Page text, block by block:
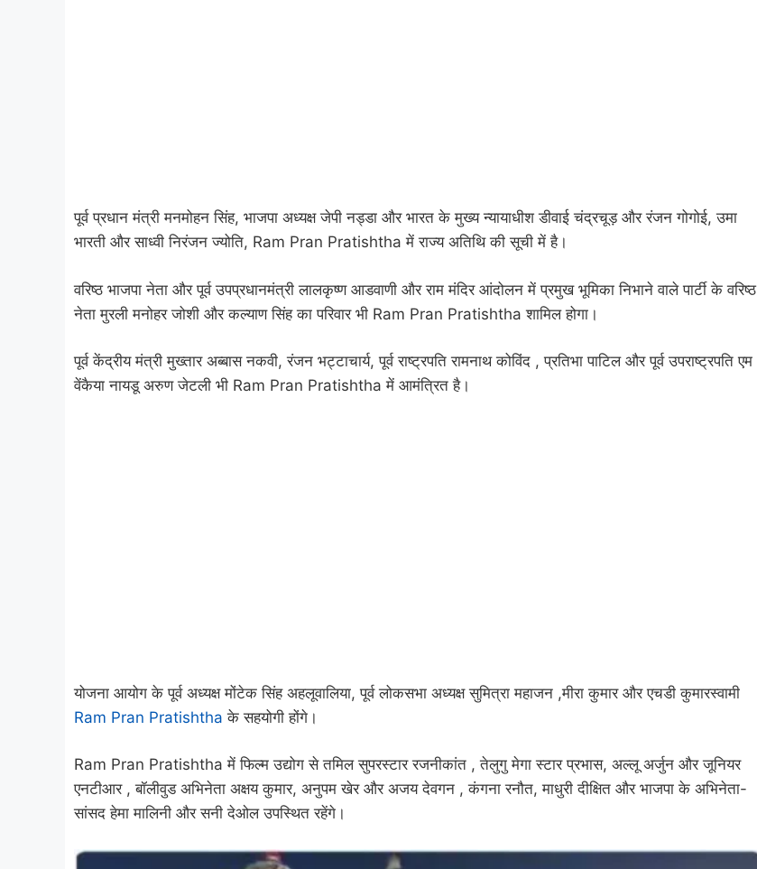
पूर्व प्रधान मंत्री मनमोहन सिंह, भाजपा अध्यक्ष जेपी नड्डा और भारत के मुख्य न्यायाधीश डीवाई चंद्रचूड़ और रंजन गोगोई, उमा
भारती और साध्वी निरंजन ज्योति, Ram Pran Pratishtha में राज्य अतिथि की सूची में है।
वरिष्ठ भाजपा नेता और पूर्व उपप्रधानमंत्री लालकृष्ण आडवाणी और राम मंदिर आंदोलन में प्रमुख भूमिका निभाने वाले पार्टी के वरिष्ठ
नेता मुरली मनोहर जोशी और कल्याण सिंह का परिवार भी Ram Pran Pratishtha शामिल होगा।
पूर्व केंद्रीय मंत्री मुख्तार अब्बास नकवी, रंजन भट्टाचार्य, पूर्व राष्ट्रपति रामनाथ कोविंद , प्रतिभा पाटिल और पूर्व उपराष्ट्रपति एम
वेंकैया नायडू अरुण जेटली भी Ram Pran Pratishtha में आमंत्रित है।
योजना आयोग के पूर्व अध्यक्ष मोंटेक सिंह अहलूवालिया, पूर्व लोकसभा अध्यक्ष सुमित्रा महाजन ,मीरा कुमार और एचडी कुमारस्वामी
Ram Pran Pratishtha के सहयोगी होंगे।
Ram Pran Pratishtha में फिल्म उद्योग से तमिल सुपरस्टार रजनीकांत , तेलुगु मेगा स्टार प्रभास, अल्लू अर्जुन और जूनियर
एनटीआर , बॉलीवुड अभिनेता अक्षय कुमार, अनुपम खेर और अजय देवगन , कंगना रनौत, माधुरी दीक्षित और भाजपा के अभिनेता-
सांसद हेमा मालिनी और सनी देओल उपस्थित रहेंगे।